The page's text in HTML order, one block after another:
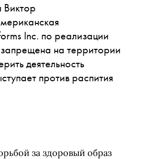
Inc. по реализации
на территории
деятельность
против распития
за здоровый образ